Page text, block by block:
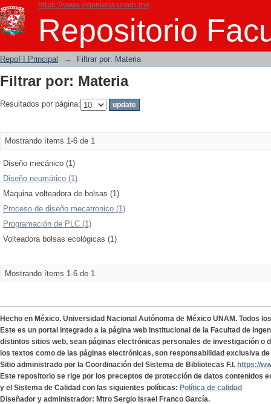
https://www.ingenieria.unam.mx
Repositorio
Filtrar por: Materia
RepoFI Principal → Filtrar por: Materia
Filtrar por: Materia
Resultados por página:
Mostrando ítems 1-6 de 1
Diseño mecánico (1)
Diseño neumático (1)
Maquina volteadora de bolsas (1)
Proceso de diseño mecatronico (1)
Programación de PLC (1)
Volteadora bolsas ecológicas (1)
Mostrando ítems 1-6 de 1
Hecho en México. Universidad Nacional Autónoma de México UNAM. Todos
Este es un portal integrado a la página web institucional de la Facultad de
distintos sitios web, sean páginas electrónicas personales de investigación o
los textos como de las páginas electrónicas, son responsabilidad exclusiva
Sitio administrado por la Coordinación del Sistema de Bibliotecas F.I. https://
Este repositorio se rige por los preceptos de protección de datos contenidos
y el Sistema de Calidad con las siguientes políticas: Política de calidad
Diseñador y administrador: Mtro Sergio Israel Franco García.